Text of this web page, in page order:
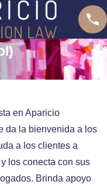
en Aparicio
da la bienvenida a los
a los clientes a
los conecta con sus
Brinda apoyo